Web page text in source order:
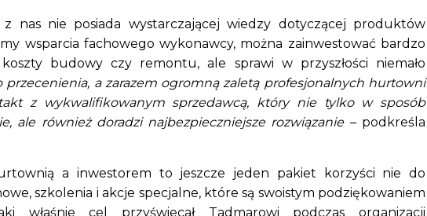
nas nie posiada wystarczającej wiedzy dotyczącej produktów
wsparcia fachowego wykonawcy, można zainwestować bardzo
budowy czy remontu, ale sprawi w przyszłości niemało
przecenienia, a zarazem ogromną zaletą profesjonalnych hurtowni
z wykwalifikowanym sprzedawcą, który nie tylko w sposób
ale również doradzi najbezpieczniejsze rozwiązanie – podkreśla
a inwestorem to jeszcze jeden pakiet korzyści nie do
szkolenia i akcje specjalne, które są swoistym podziękowaniem
właśnie cel przyświecał Tadmarowi podczas organizacji